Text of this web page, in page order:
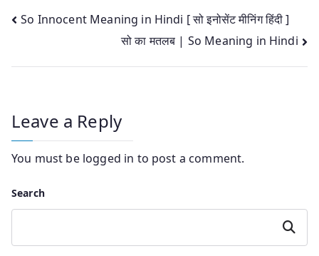
Post
navigation
So Innocent Meaning in Hindi [ सो इनोसेंट मीनिंग हिंदी ]
सो का मतलब | So Meaning in Hindi
Leave a Reply
You must be logged in to post a comment.
Search
Search